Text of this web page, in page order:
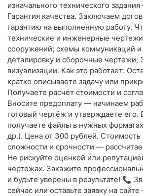
изначального технического
Гарантия качества. Заключаем
гарантию на выполненную работу.
технические и инженерные
сооружений; схемы коммуникаций и
деталировку и сборочные чертежи;
визуализации. Как это работает:
кратко описываете задачу или
Получаете расчёт стоимости и
Вносите предоплату — начинаем
готовый чертёж и утверждаете его.
получаете файлы в нужных форматах
др.). Цена от 300 рублей. Стоимость
сложности и срочности —
Не рискуйте оценкой или
чертежах. Закажите
и будьте уверены в результате! 📞
сейчас или оставьте заявку на